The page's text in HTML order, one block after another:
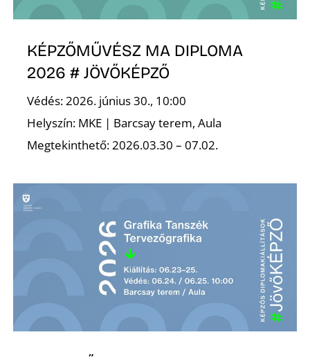
KÉPZŐMŰVÉSZ MA DIPLOMA
2026 # JÖVŐKÉPZŐ
Védés: 2026. június 30., 10:00
Helyszín: MKE | Barcsay terem, Aula
Megtekinthető: 2026.03.30 – 07.02.